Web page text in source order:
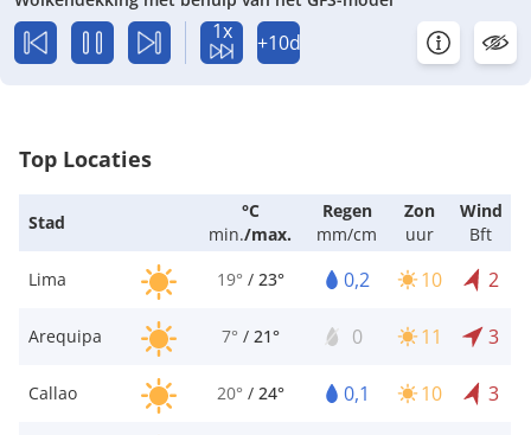
1x +10d
Top Locaties
Stad
°C
min./max.
Regen
mm/cm
Zon
uur
Wind
Bft
Lima
19° / 23° 0,2 10 2
Arequipa 7° / 21° 0 11 3
Callao 20° / 24° 0,1 10 3